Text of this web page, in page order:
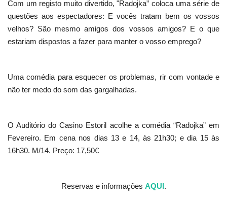
Com um registo muito divertido, "Radojka” coloca uma série de
questões aos espectadores: E vocês tratam bem os vossos
velhos? São mesmo amigos dos vossos amigos? E o que
estariam dispostos a fazer para manter o vosso emprego?
Uma comédia para esquecer os problemas, rir com vontade e
não ter medo do som das gargalhadas.
O Auditório do Casino Estoril acolhe a comédia “Radojka” em
Fevereiro. Em cena nos dias 13 e 14, às 21h30; e dia 15 às
16h30. M/14. Preço: 17,50€
Reservas e informações AQUI.